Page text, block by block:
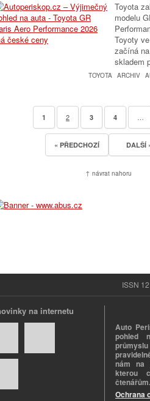
Toyota
modelu
Toyoty
začíná
skladem
TOYOTA ARCHIV
« PŘEDCHOZÍ
1 2 3 4 …
DALŠÍ
↑ návrat nahoru
ISSN
na internetu
Auto
pohled
nám na
kterou
čtenářům.
Ochrana